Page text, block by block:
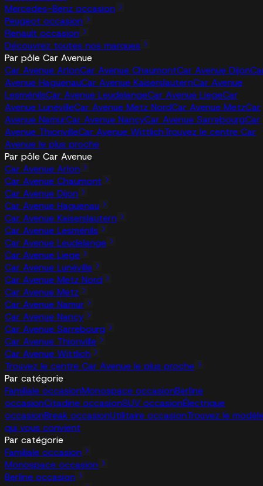
Mercedes-Benz occasion
Peugeot occasion
Renault occasion
Découvrez toutes nos marques
Par pôle Car Avenue
Car Avenue ArlonCar Avenue ChaumontCar Avenue Dijon
Avenue HaguenauCar Avenue KaiserslauternCar Avenue
LesménilsCar Avenue LeudelangeCar Avenue LiegeCar
Avenue LunévilleCar Avenue Metz NordCar Avenue MetzCar
Avenue NamurCar Avenue NancyCar Avenue SarrebourgCar
Avenue ThionvilleCar Avenue WittlichTrouvez le centre Car
Avenue le plus proche
Par pôle Car Avenue
Car Avenue Arlon
Car Avenue Chaumont
Car Avenue Dijon
Car Avenue Haguenau
Car Avenue Kaiserslautern
Car Avenue Lesménils
Car Avenue Leudelange
Car Avenue Liege
Car Avenue Lunéville
Car Avenue Metz Nord
Car Avenue Metz
Car Avenue Namur
Car Avenue Nancy
Car Avenue Sarrebourg
Car Avenue Thionville
Car Avenue Wittlich
Trouvez le centre Car Avenue le plus proche
Par catégorie
Familiale occasionMonospace occasionBerline
occasionCitadine occasionSUV occasionÉlectrique
occasionBreak occasionUtilitaire occasionTrouvez le
qui vous convient
Par catégorie
Familiale occasion
Monospace occasion
Berline occasion